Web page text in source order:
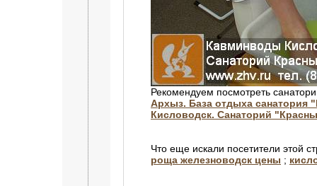
Рекомендуем посмотреть
Архыз. База отдыха санатория
Кисловодск. Санаторий
Что еще искали посетители этой
роща железноводск цены ;